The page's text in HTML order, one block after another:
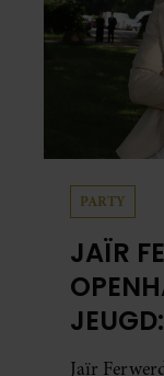
PARTY
JAÏR
Jaïr